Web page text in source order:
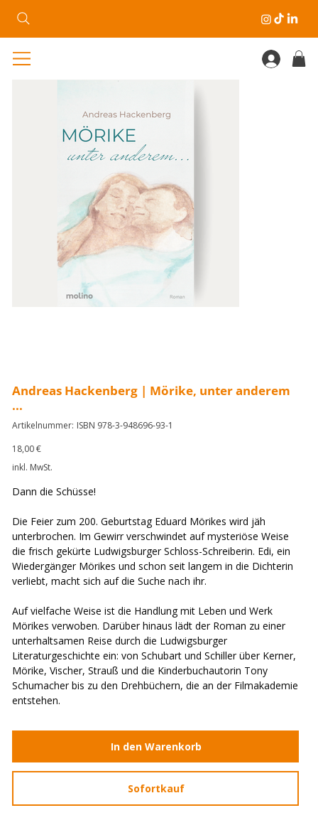
Andreas Hackenberg | Mörike, unter anderem
...
Artikelnummer: Artikelnummer:
ISBN
ISBN 978-3-948696-93-1
Preis
18,00 €
inkl. MwSt.
Dann die Schüsse!
Die Feier zum 200. Geburtstag Eduard Mörikes wird jäh
unterbrochen. Im Gewirr verschwindet auf mysteriöse Weise
die frisch gekürte Ludwigsburger Schloss-Schreiberin. Edi, ein
Wiedergänger Mörikes und schon seit langem in die Dichterin
verliebt, macht sich auf die Suche nach ihr.
Auf vielfache Weise ist die Handlung mit Leben und Werk
Mörikes verwoben. Darüber hinaus lädt der Roman zu einer
unterhaltsamen Reise durch die Ludwigsburger
Literaturgeschichte ein: von Schubart und Schiller über Kerner,
Mörike, Vischer, Strauß und die Kinderbuchautorin Tony
Schumacher bis zu den Drehbüchern, die an der Filmakademie
entstehen.
In den Warenkorb
Sofortkauf